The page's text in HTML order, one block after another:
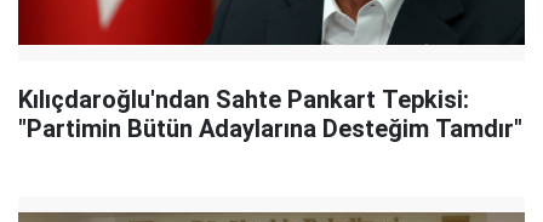
Kılıçdaroğlu'ndan Sahte Pankart Tepkisi:
"Partimin Bütün Adaylarına Desteğim Tamdır"